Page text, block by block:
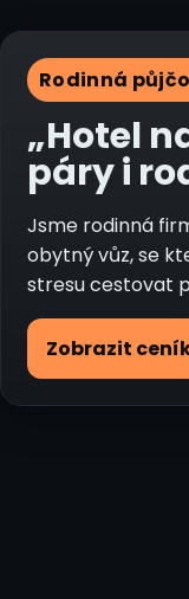
Rodinná
„Hotel
páry i
Jsme rodinná
obytný vůz, se
stresu cestovat
Zobrazit